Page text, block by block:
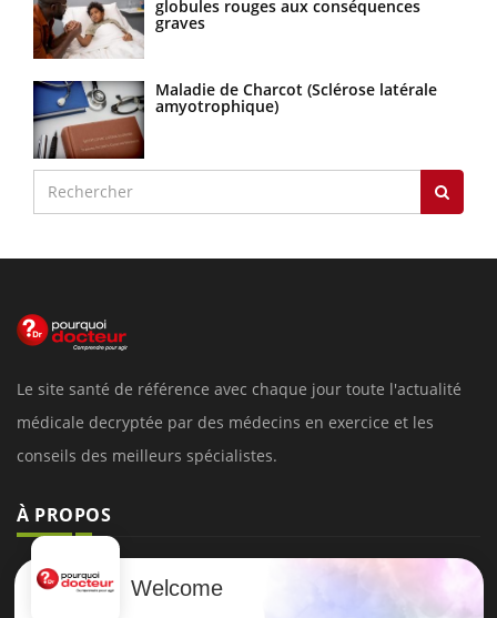
globules rouges aux conséquences
graves
Maladie de Charcot (Sclérose latérale
amyotrophique)
Le site santé de référence avec chaque jour toute l'actualité
médicale decryptée par des médecins en exercice et les
conseils des meilleurs spécialistes.
À PROPOS
Données personnelles et cookies
Welcome